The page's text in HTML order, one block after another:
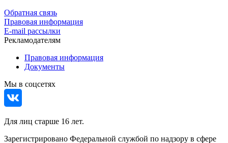
Обратная связь
Правовая информация
E-mail рассылки
Рекламодателям
Правовая информация
Документы
Мы в соцсетях
Для лиц старше 16 лет.
Зарегистрировано Федеральной службой по надзору в сфере